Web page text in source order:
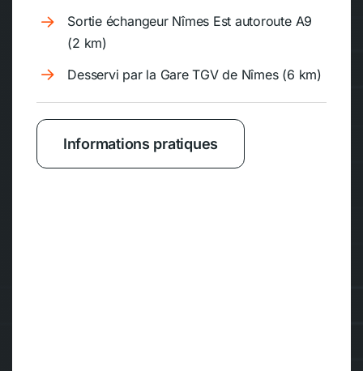
Sortie échangeur Nîmes Est autoroute A9
(2 km)
Desservi par la Gare TGV de Nîmes (6 km)
Informations pratiques